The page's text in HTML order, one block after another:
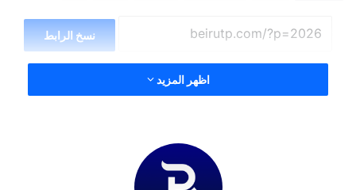
نسخ الرابط
اظهر المزيد